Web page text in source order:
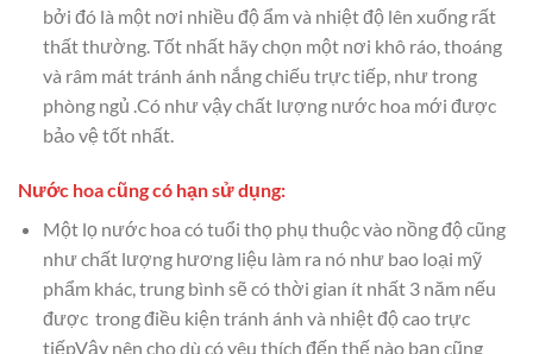
bởi đó là một nơi nhiều độ ẩm và nhiệt độ lên xuống rất
thất thường. Tốt nhất hãy chọn một nơi khô ráo, thoáng
và râm mát tránh ánh nắng chiếu trực tiếp, như trong
phòng ngủ .Có như vậy chất lượng nước hoa mới được
bảo vệ tốt nhất.
Nước hoa cũng có hạn sử dụng:
Một lọ nước hoa có tuổi thọ phụ thuộc vào nồng độ cũng
như chất lượng hương liệu làm ra nó như bao loại mỹ
phẩm khác, trung bình sẽ có thời gian ít nhất 3 năm nếu
được trong điều kiện tránh ánh và nhiệt độ cao trực
tiếpVậy nên cho dù có yêu thích đến thế nào bạn cũng